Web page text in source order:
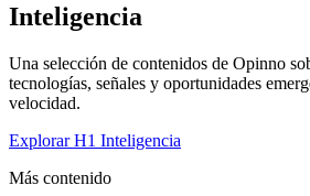
Inteligencia
Una selección de contenidos de Opinno
tecnologías, señales y oportunidades
velocidad.
Explorar H1 Inteligencia
Más contenido